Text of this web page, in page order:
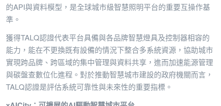
的API與資料模型，是全球城市級智慧照明平台的重要互操作基
準。
獲得TALQ認證代表平台具備與各品牌智慧燈具及控制器相容的
能力，能在不更換既有設備的情況下整合多系統資源，協助城市
實現跨品牌、跨區域的集中管理與資料共享，進而加速能源管理
與碳盤查數位化進程。對於推動智慧城市建設的政府機關而言，
TALQ認證是評估系統可靠性與未來性的重要指標。